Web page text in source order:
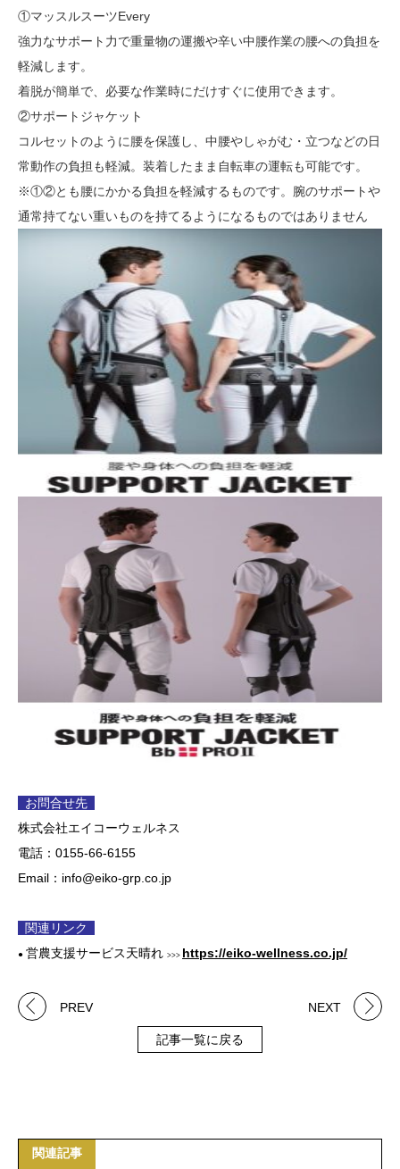
①マッスルスーツEvery
強力なサポート力で重量物の運搬や辛い中腰作業の腰への負担を
軽減します。
着脱が簡単で、必要な作業時にだけすぐに使用できます。
②サポートジャケット
コルセットのように腰を保護し、中腰やしゃがむ・立つなどの日
常動作の負担も軽減。装着したまま自転車の運転も可能です。
※①②とも腰にかかる負担を軽減するものです。腕のサポートや
通常持てない重いものを持てるようになるものではありません
お問合せ先
株式会社エイコーウェルネス
電話：0155-66-6155
Email：info@eiko-grp.co.jp
関連リンク
● 営農支援サービス天晴れ >>> https://eiko-wellness.co.jp/
PREV
記事一覧に戻る
NEXT
関連記事